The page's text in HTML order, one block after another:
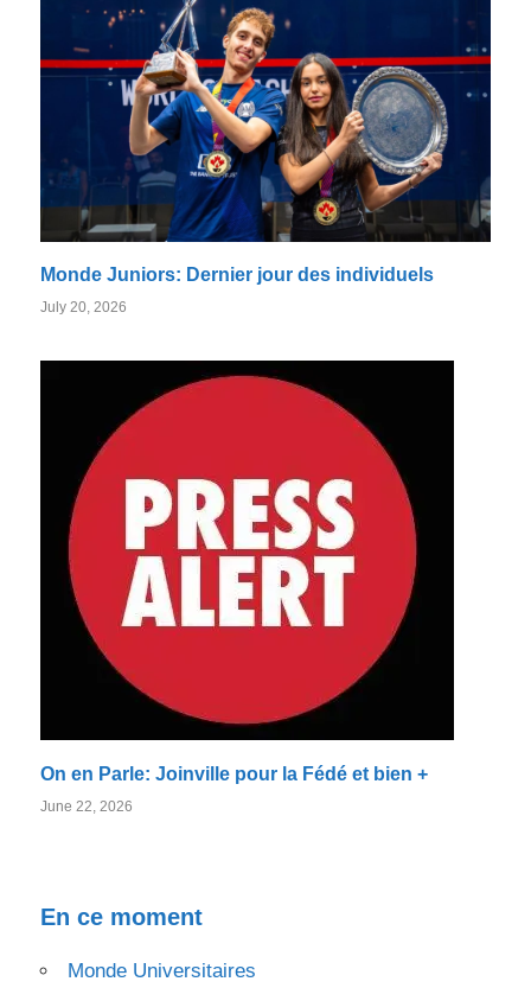
Monde Juniors: Dernier jour des individuels
July 20, 2026
On en Parle: Joinville pour la Fédé et bien +
June 22, 2026
En ce moment
Monde Universitaires